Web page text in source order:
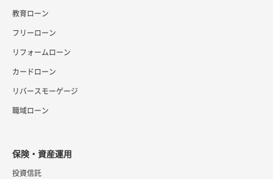
教育ローン
フリーローン
リフォームローン
カードローン
リバースモーゲージ
職域ローン
保険・資産運用
投資信託